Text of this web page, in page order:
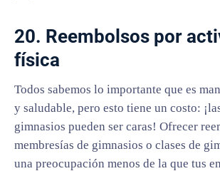
20. Reembolsos por
física
Todos sabemos lo importante que es
y saludable, pero esto tiene un costo:
gimnasios pueden ser caras! Ofrecer
membresías de gimnasios o clases de
una preocupación menos de la que tus